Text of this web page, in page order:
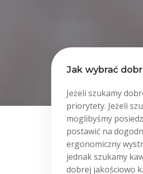
Jak wybrać
Jeżeli szukamy
priorytety. Jeżeli
moglibyśmy
postawić na
ergonomiczny
jednak szukamy
dobrej jakościowo